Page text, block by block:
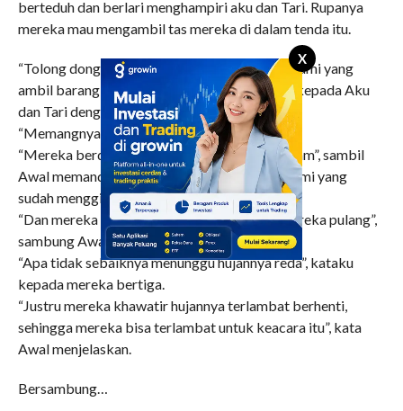
X
berteduh dan berlari menghampiri aku dan Tari. Rupanya
mereka mau mengambil tas mereka di dalam tenda itu.
“Tolong dong ambilkan tas kami, nanti kalau kami yang
ambil barang yang lain ikut basah”, kata Awal kepada Aku
dan Tari dengan nada menyuruh.
“Memangnya kalian mau kemana”, kataku.
“Mereka berdua ini punya acara sebentar malam”, sambil
Awal memandang kedua teman perempuan kami yang
sudah menggigil kedinginan.
“Dan mereka memintaku untuk mengantar mereka pulang”,
sambung Awal.
“Apa tidak sebaiknya menunggu hujannya reda”, kataku
kepada mereka bertiga.
“Justru mereka khawatir hujannya terlambat berhenti,
sehingga mereka bisa terlambat untuk keacara itu”, kata
Awal menjelaskan.
Bersambung…